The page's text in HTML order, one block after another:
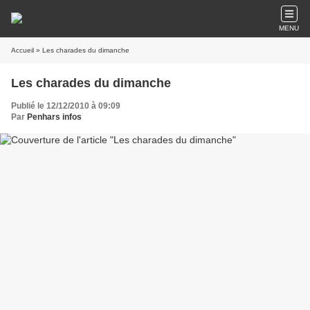
MENU
Accueil » Les charades du dimanche
Les charades du dimanche
Publié le 12/12/2010 à 09:09
Par Penhars infos